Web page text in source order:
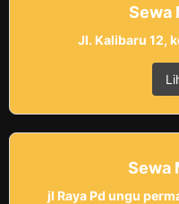
Sewa
Jl. Kalibaru 12,
Sewa
jl Raya Pd ungu